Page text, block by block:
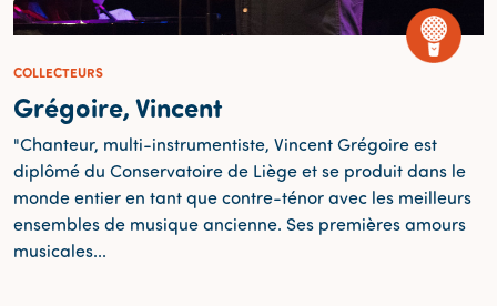
COLLECTEURS
Grégoire, Vincent
"Chanteur, multi-instrumentiste, Vincent Grégoire est
diplômé du Conservatoire de Liège et se produit dans le
monde entier en tant que contre-ténor avec les meilleurs
ensembles de musique ancienne. Ses premières amours
musicales...